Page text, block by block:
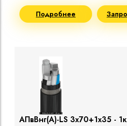
Подробнее
АПвВнг(A)-LS 3х70+1х35 -